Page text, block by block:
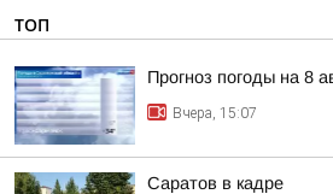
ТОП
Прогноз погоды на 8
Вчера, 15:07
Саратов в кадре